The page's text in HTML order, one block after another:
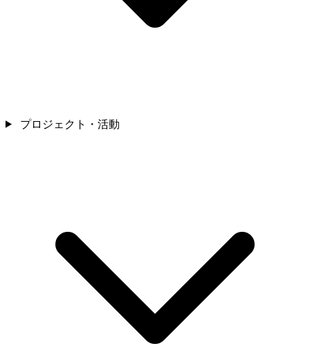
プロジェクト・活動